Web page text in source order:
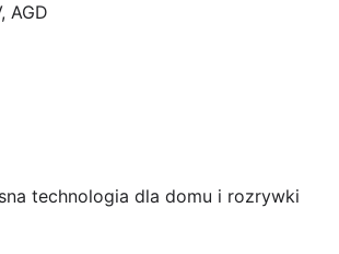
AGD
technologia dla domu i rozrywki